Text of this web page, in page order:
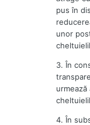
pus în
unor
3. În
4. În